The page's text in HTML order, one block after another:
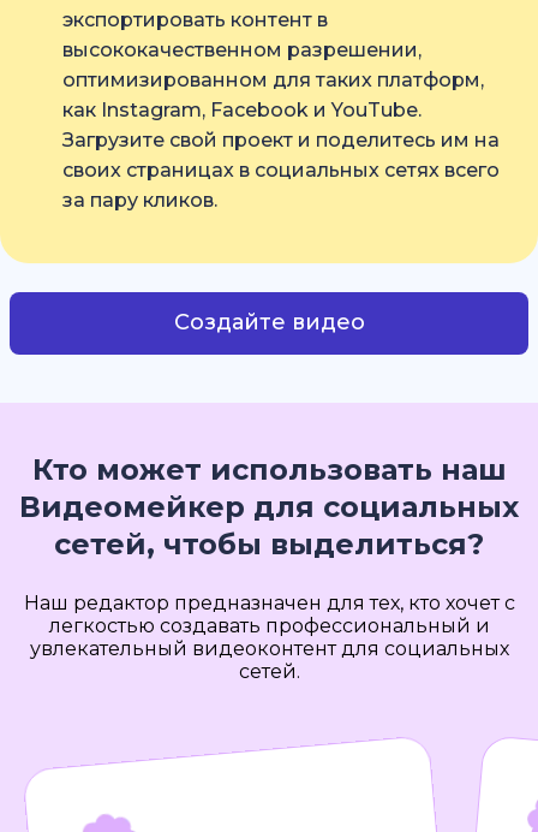
экспортировать контент в
высококачественном разрешении,
оптимизированном для таких платформ,
как Instagram, Facebook и YouTube.
Загрузите свой проект и поделитесь им на
своих страницах в социальных сетях всего
за пару кликов.
Создайте видео
Кто может использовать наш
Видеомейкер для социальных
сетей, чтобы выделиться?
Наш редактор предназначен для тех, кто хочет с
легкостью создавать профессиональный и
увлекательный видеоконтент для социальных
сетей.